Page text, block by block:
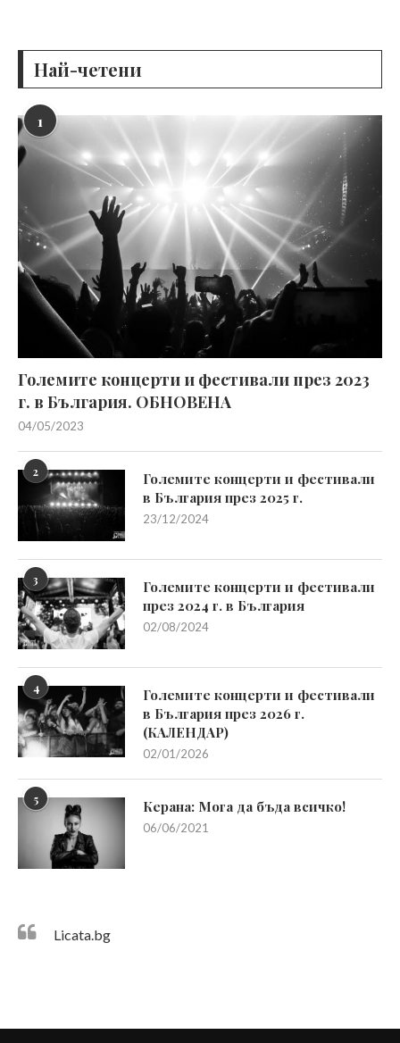
Най-четени
1
Големите концерти и фестивали през 2023
г. в България. ОБНОВЕНА
04/05/2023
2
Големите концерти и фестивали
в България през 2025 г.
23/12/2024
3
Големите концерти и фестивали
през 2024 г. в България
02/08/2024
4
Големите концерти и фестивали
в България през 2026 г.
(КАЛЕНДАР)
02/01/2026
5 Керана: Мога да бъда всичко!
06/06/2021
Licata.bg